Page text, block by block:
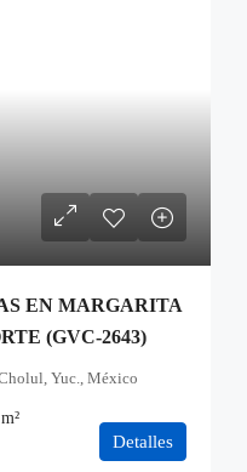
EN MARGARITA
(GVC-2643)
Yuc., México
m²
Detalles